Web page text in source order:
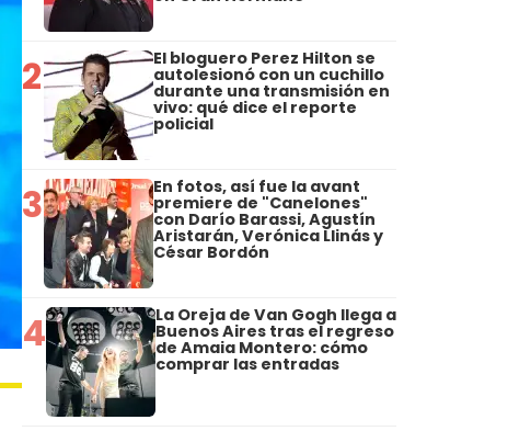
2 El bloguero Perez Hilton se
autolesionó con un cuchillo
durante una transmisión en
vivo: qué dice el reporte
policial
3 En fotos, así fue la avant
premiere de "Canelones"
con Darío Barassi, Agustín
Aristarán, Verónica Llinás y
César Bordón
4 La Oreja de Van Gogh llega a
Buenos Aires tras el regreso
de Amaia Montero: cómo
comprar las entradas